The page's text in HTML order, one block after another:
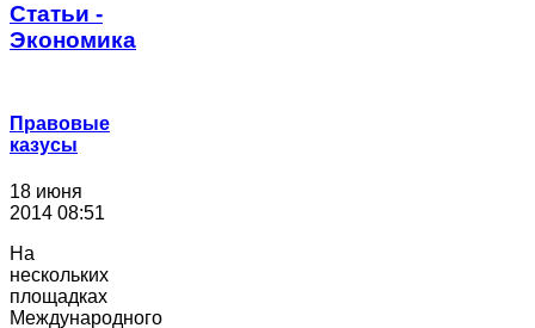
Статьи -
Экономика
Правовые
казусы
18 июня
2014 08:51
На
нескольких
площадках
Международного